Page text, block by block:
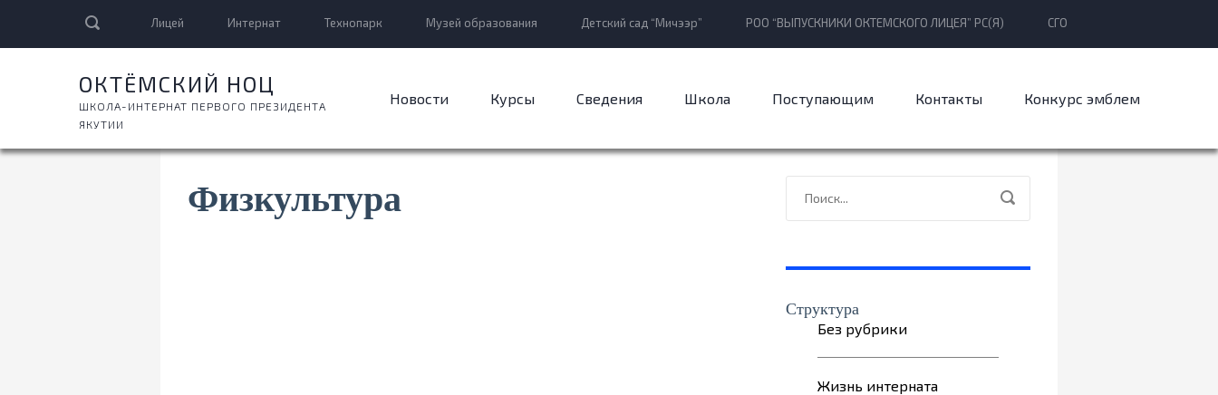
Лицей Интернат Технопарк Музей образования Детский сад “Мичээр” РОО “ВЫПУСКНИКИ ОКТЕМСКОГО ЛИЦЕЯ” РС(Я) СГО
ОКТЁМСКИЙ НОЦ
ШКОЛА-ИНТЕРНАТ ПЕРВОГО ПРЕЗИДЕНТА
ЯКУТИИ
Новости Курсы Сведения Школа Поступающим Контакты Конкурс эмблем
Физкультура
Структура
Без рубрики
Жизнь интерната